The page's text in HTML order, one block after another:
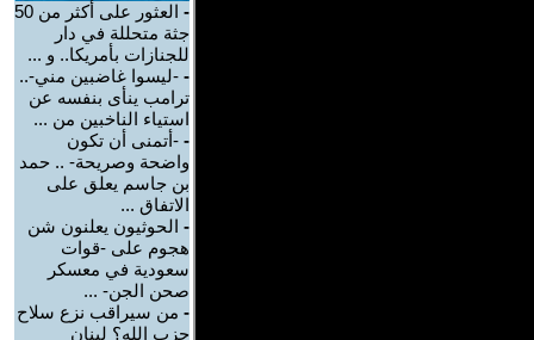
-
العثور على أكثر من 50
جثة متحللة في دار
للجنازات بأمريكا.. و ...
- -ليسوا غاضبين مني-..
ترامب ينأى بنفسه عن
استياء الناخبين من ...
- -أتمنى أن تكون
واضحة وصريحة- .. حمد
بن جاسم يعلق على
الاتفاق ...
- الحوثيون يعلنون شن
هجوم على -قوات
سعودية في معسكر
صحن الجن- ...
- من سيراقب نزع سلاح
حزب الله؟ لبنان